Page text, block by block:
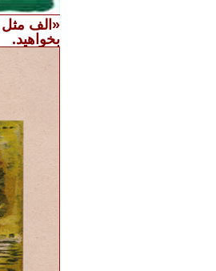
«الف مثل
بخواهید.